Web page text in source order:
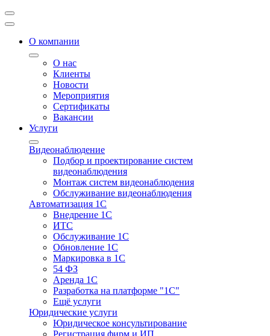
О компании
О нас
Клиенты
Новости
Мероприятия
Сертификаты
Вакансии
Услуги
Видеонаблюдение
Подбор и проектирование систем
видеонаблюдения
Монтаж систем видеонаблюдения
Обслуживание видеонаблюдения
Автоматизация 1С
Внедрение 1С
ИТС
Обслуживание 1С
Обновление 1С
Маркировка в 1С
54 ФЗ
Аренда 1С
Разработка на платформе "1С"
Ещё услуги
Юридические услуги
Юридическое консультирование
Регистрация фирм и ИП